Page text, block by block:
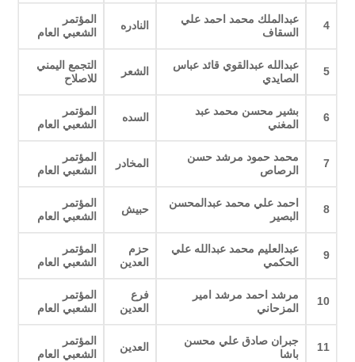
4
عبدالملك محمد احمد علي
السقاف
النادره
المؤتمر
الشعبي العام
5
عبدالله عبدالقوي قائد عباس
الصايدي
الشعر
التجمع اليمني
للاصلاح
6
بشير محسن محمد عبد
المغني
السده
المؤتمر
الشعبي العام
7
محمد حمود مرشد حسن
الرصاص
المخادر
المؤتمر
الشعبي العام
8
احمد علي محمد عبدالمحسن
البصير
حبيش
المؤتمر
الشعبي العام
9
عبدالعليم محمد عبدالله علي
الحكمي
حزم
العدين
المؤتمر
الشعبي العام
10
مرشد احمد مرشد امير
المزحاني
فرع
العدين
المؤتمر
الشعبي العام
11
جبران صادق علي محسن
باشا
العدين
المؤتمر
الشعبي العام